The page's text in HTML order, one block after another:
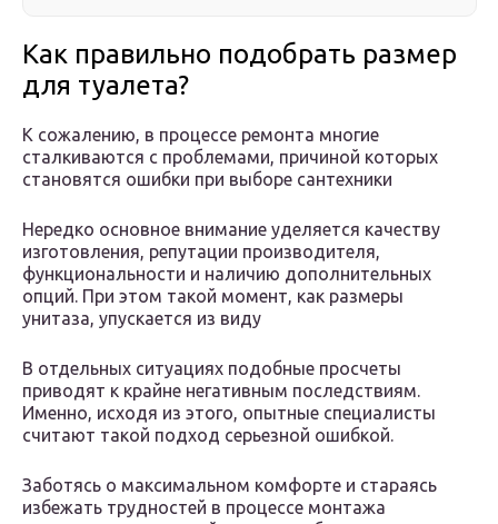
Как правильно подобрать размер
для туалета?
К сожалению, в процессе ремонта многие
сталкиваются с проблемами, причиной которых
становятся ошибки при выборе сантехники
Нередко основное внимание уделяется качеству
изготовления, репутации производителя,
функциональности и наличию дополнительных
опций. При этом такой момент, как размеры
унитаза, упускается из виду
В отдельных ситуациях подобные просчеты
приводят к крайне негативным последствиям.
Именно, исходя из этого, опытные специалисты
считают такой подход серьезной ошибкой.
Заботясь о максимальном комфорте и стараясь
избежать трудностей в процессе монтажа